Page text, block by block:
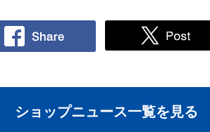
ショップニュース一覧を見る